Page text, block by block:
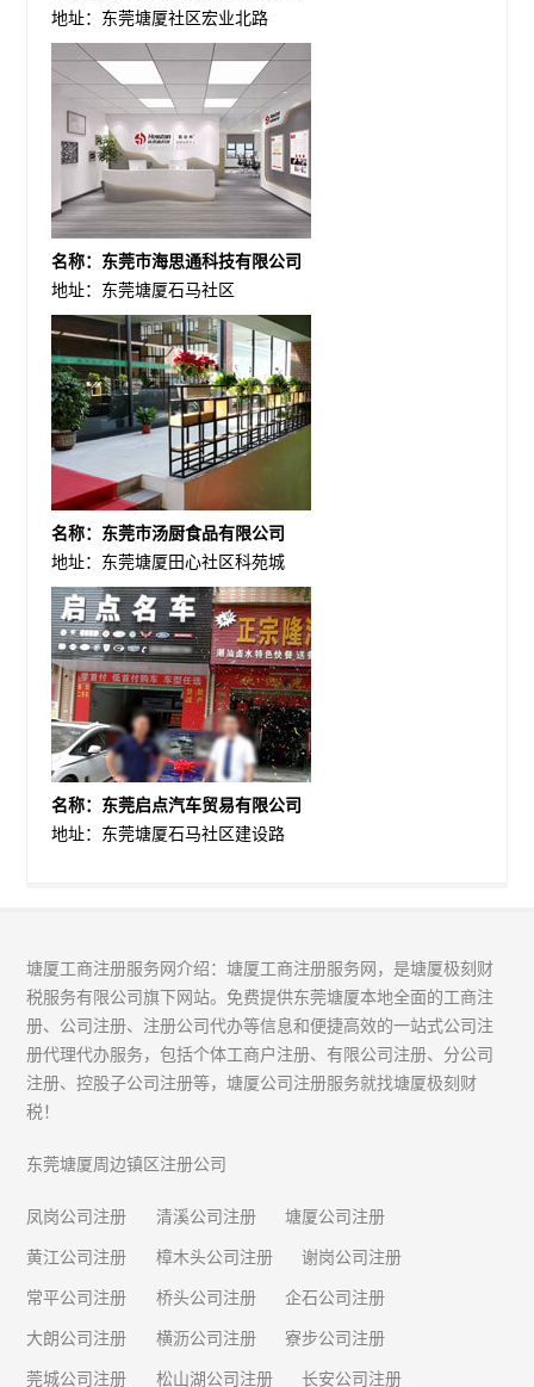
地址：东莞塘厦社区宏业北路
名称：东莞市海思通科技有限公司
地址：东莞塘厦石马社区
名称：东莞市汤厨食品有限公司
地址：东莞塘厦田心社区科苑城
名称：东莞启点汽车贸易有限公司
地址：东莞塘厦石马社区建设路
塘厦工商注册服务网介绍：塘厦工商注册服务网，是塘厦极刻财
税服务有限公司旗下网站。免费提供东莞塘厦本地全面的工商注
册、公司注册、注册公司代办等信息和便捷高效的一站式公司注
册代理代办服务，包括个体工商户注册、有限公司注册、分公司
注册、控股子公司注册等，塘厦公司注册服务就找塘厦极刻财
税！
东莞塘厦周边镇区注册公司
凤岗公司注册 清溪公司注册 塘厦公司注册
黄江公司注册 樟木头公司注册 谢岗公司注册
常平公司注册 桥头公司注册 企石公司注册
大朗公司注册 横沥公司注册 寮步公司注册
莞城公司注册 松山湖公司注册 长安公司注册